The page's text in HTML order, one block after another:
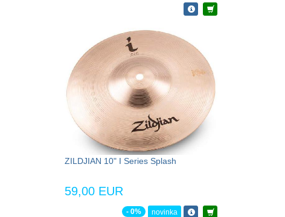
ZILDJIAN 10" I Series Splash
59,00 EUR
- 0% novinka